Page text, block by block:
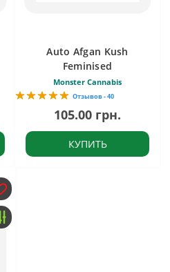
Auto Afgan Kush
Feminised
Monster Cannabis
Отзывов - 40
105.00 грн.
КУПИТЬ